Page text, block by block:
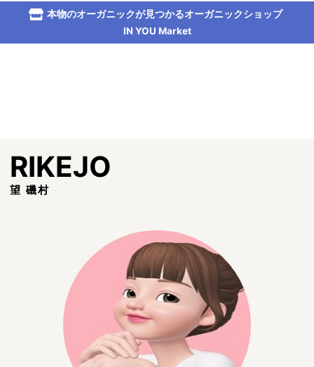
本物のオーガニックが見つかるオーガニックショップ
IN YOU Market
RIKEJO
望 磯村